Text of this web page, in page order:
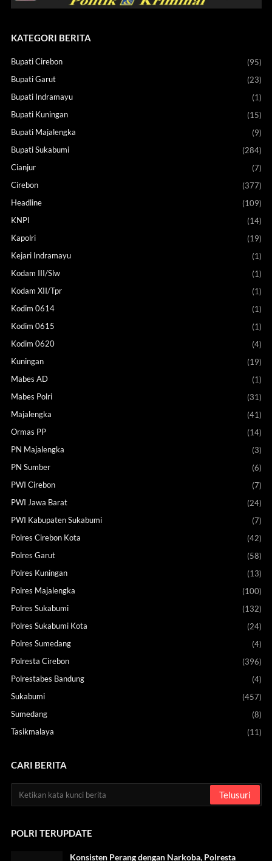
KATEGORI BERITA
Bupati Cirebon
(95)
Bupati Garut
(23)
Bupati Indramayu
(1)
Bupati Kuningan
(15)
Bupati Majalengka
(9)
Bupati Sukabumi
(284)
Cianjur
(7)
Cirebon
(377)
Headline
(109)
KNPI
(14)
Kapolri
(19)
Kejari Indramayu
(1)
Kodam III/Slw
(1)
Kodam XII/Tpr
(1)
Kodim 0614
(1)
Kodim 0615
(1)
Kodim 0620
(4)
Kuningan
(19)
Mabes AD
(1)
Mabes Polri
(31)
Majalengka
(41)
Ormas PP
(14)
PN Majalengka
(3)
PN Sumber
(6)
PWI Cirebon
(7)
PWI Jawa Barat
(24)
PWI Kabupaten Sukabumi
(7)
Polres Cirebon Kota
(42)
Polres Garut
(58)
Polres Kuningan
(13)
Polres Majalengka
(100)
Polres Sukabumi
(132)
Polres Sukabumi Kota
(24)
Polres Sumedang
(4)
Polresta Cirebon
(396)
Polrestabes Bandung
(4)
Sukabumi
(457)
Sumedang
(8)
Tasikmalaya
(11)
CARI BERITA
POLRI TERUPDATE
Konsisten Perang dengan Narkoba, Polresta